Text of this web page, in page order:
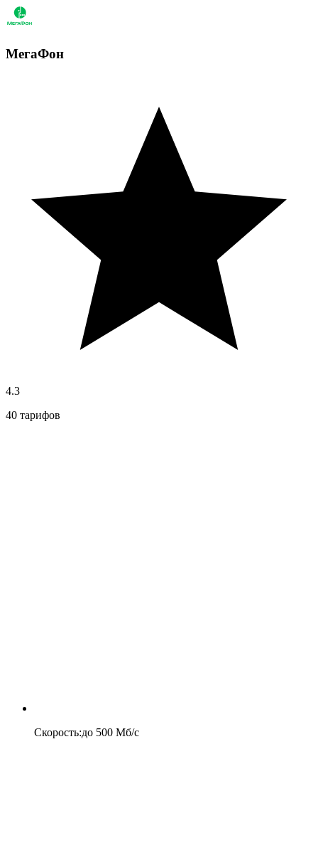
МегаФон
4.3
40 тарифов
Скорость:до 500 Мб/c